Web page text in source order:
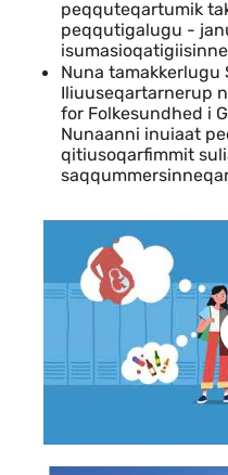
peqquteqartumik
peqqutigalugu -
Nuna tamakkerlugu
Iliuuseqartarnerup
for Folkesundhed i
Nunaanni inuiaat
qitiusoqarfimmit